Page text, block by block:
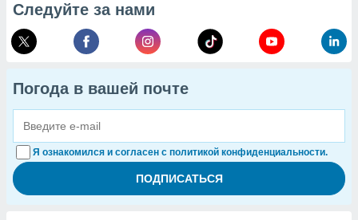
Следуйте за нами
Погода в вашей почте
Я ознакомился и согласен с политикой конфиденциальности.